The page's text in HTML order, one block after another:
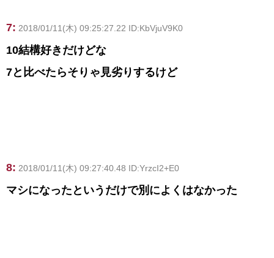
7: 2018/01/11(木) 09:25:27.22 ID:KbVjuV9K0
10結構好きだけどな
7と比べたらそりゃ見劣りするけど
8: 2018/01/11(木) 09:27:40.48 ID:YrzcI2+E0
マシになったというだけで別によくはなかった